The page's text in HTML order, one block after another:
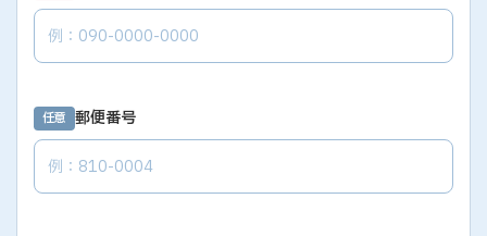
任意 郵便番号